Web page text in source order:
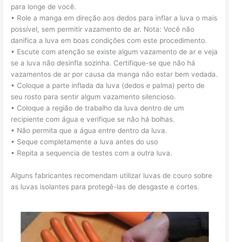
para longe de você.
• Role a manga em direção aos dedos para inflar a luva o mais
possível, sem permitir vazamento de ar. Nota: Você não
danifica a luva em boas condições com este procedimento.
• Escute com atenção se existe algum vazamento de ar e veja
se a luva não desinfla sozinha. Certifique-se que não há
vazamentos de ar por causa da manga não estar bem vedada.
• Coloque a parte inflada da luva (dedos e palma) perto de
seu rosto para sentir algum vazamento silencioso.
• Coloque a região de trabalho da luva dentro de um
recipiente com água e verifique se não há bolhas.
• Não permita que a água entre dentro da luva.
• Seque completamente a luva antes do uso
• Repita a sequencia de testes com a outra luva.
Alguns fabricantes recomendam utilizar luvas de couro sobre
as luvas isolantes para protegê-las de desgaste e cortes.